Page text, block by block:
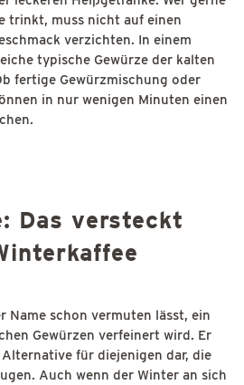
trinkt, muss nicht auf einen
verzichten. In einem
typische Gewürze der kalten
fertige Gewürzmischung oder
in nur wenigen Minuten einen
Das versteckt
Name schon vermuten lässt, ein
Gewürzen verfeinert wird. Er
für diejenigen dar, die
Auch wenn der Winter an sich